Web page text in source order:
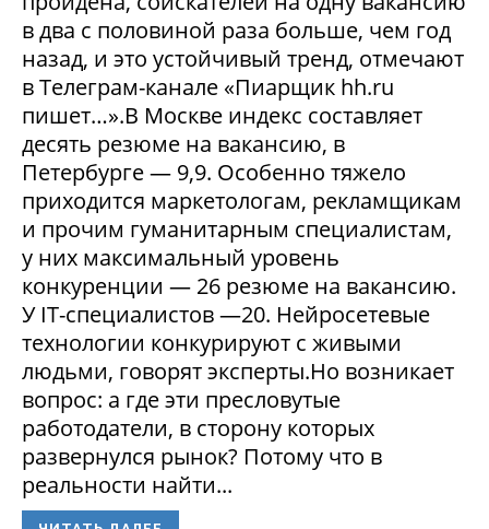
в два с половиной раза больше, чем год
назад, и это устойчивый тренд, отмечают
в Телеграм-канале «Пиарщик hh.ru
пишет…».В Москве индекс составляет
десять резюме на вакансию, в
Петербурге — 9,9. Особенно тяжело
приходится маркетологам, рекламщикам
и прочим гуманитарным специалистам,
у них максимальный уровень
конкуренции — 26 резюме на вакансию.
У IT-специалистов —20. Нейросетевые
технологии конкурируют с живыми
людьми, говорят эксперты.Но возникает
вопрос: а где эти пресловутые
работодатели, в сторону которых
развернулся рынок? Потому что в
реальности найти...